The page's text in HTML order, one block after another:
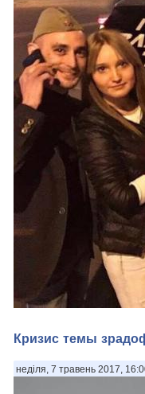
Кризис темы
неділя, 7 травень 2017,